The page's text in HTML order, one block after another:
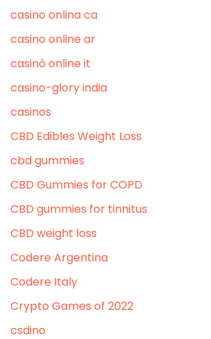
casino onlina ca
casino online ar
casinò online it
casino-glory india
casinos
CBD Edibles Weight Loss
cbd gummies
CBD Gummies for COPD
CBD gummies for tinnitus
CBD weight loss
Codere Argentina
Codere Italy
Crypto Games of 2022
csdino